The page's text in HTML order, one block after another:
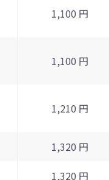
1,100 円
1,100 円
1,210 円
1,320 円
1,320 円